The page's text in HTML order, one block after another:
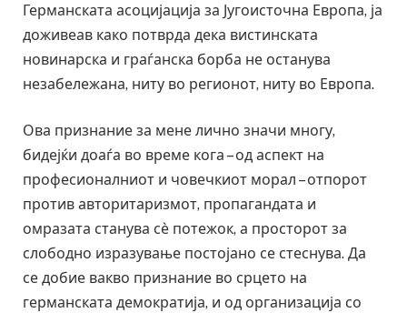
Германската асоцијација за Југоисточна Европа, ја
доживеав како потврда дека вистинската
новинарска и граѓанска борба не останува
незабележана, ниту во регионот, ниту во Европа.
Ова признание за мене лично значи многу,
бидејќи доаѓа во време кога – од аспект на
професионалниот и човечкиот морал – отпорот
против авторитаризмот, пропагандата и
омразата станува сѐ потежок, а просторот за
слободно изразување постојано се стеснува. Да
се добие вакво признание во срцето на
германската демократија, и од организација со